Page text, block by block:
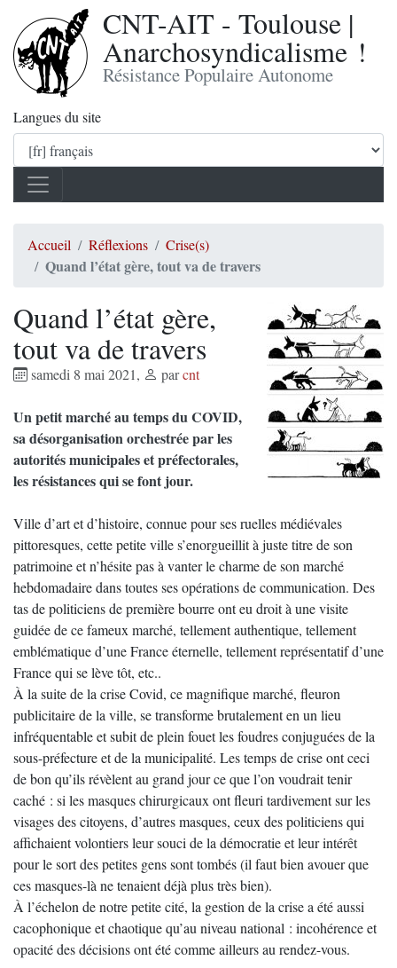
CNT-AIT - Toulouse |
Anarchosyndicalisme !
Résistance Populaire Autonome
Langues du site
Accueil Réflexions Crise(s)
Quand l’état gère, tout va de travers
Quand l’état gère,
tout va de travers
samedi 8 mai 2021, parcnt
Un petit marché au temps du COVID,
sa désorganisation orchestrée par les
autorités municipales et préfectorales,
les résistances qui se font jour.
Ville d’art et d’histoire, connue pour ses ruelles médiévales
pittoresques, cette petite ville s’enorgueillit à juste titre de son
patrimoine et n’hésite pas à vanter le charme de son marché
hebdomadaire dans toutes ses opérations de communication. Des
tas de politiciens de première bourre ont eu droit à une visite
guidée de ce fameux marché, tellement authentique, tellement
emblématique d’une France éternelle, tellement représentatif d’une
France qui se lève tôt, etc..
À la suite de la crise Covid, ce magnifique marché, fleuron
publicitaire de la ville, se transforme brutalement en un lieu
infréquentable et subit de plein fouet les foudres conjuguées de la
sous-préfecture et de la municipalité. Les temps de crise ont ceci
de bon qu’ils révèlent au grand jour ce que l’on voudrait tenir
caché : si les masques chirurgicaux ont fleuri tardivement sur les
visages des citoyens, d’autres masques, ceux des politiciens qui
affichaient volontiers leur souci de la démocratie et leur intérêt
pour le sort des petites gens sont tombés (il faut bien avouer que
ces masques-là ne tenaient déjà plus très bien).
À l’échelon de notre petite cité, la gestion de la crise a été aussi
cacophonique et chaotique qu’au niveau national : incohérence et
opacité des décisions ont été comme ailleurs au rendez-vous.